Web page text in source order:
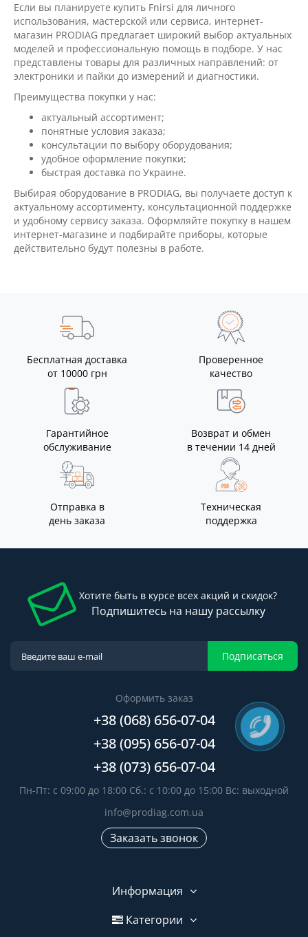
Если вы планируете купить Fnirsi для личного
использования, мастерской или сервиса, интернет-
магазин PRODIAG предлагает широкий выбор актуальных
моделей и профессиональную помощь в подборе. У нас
представлены товары для различных направлений: от
электроники и пайки до измерений и диагностики.
Преимущества покупки у нас:
актуальный ассортимент;
понятные условия заказа;
консультации по выбору оборудования;
удобное оформление покупки;
быстрая доставка по Украине.
Выбирая оборудование в PRODIAG, вы получаете доступ к
актуальному ассортименту, консультационной поддержке
и удобному сервису заказа. Оформляйте покупку в нашем
интернет-магазине и подбирайте приборы, которые
действительно будут полезны в работе.
Бесплатная доставка
от 10000 грн
Проверенное
качество
Гарантийное
обслуживание
Возврат и обмен
в течении 14 дней
Отправка в
день заказа
Техническая
поддержка
Хотите быть в курсе всех акций и скидок?
Подпишитесь на нашу рассылку
Подписаться
Оформить заказ
+38 (068) 656-07-04
+38 (095) 656-07-04
+38 (073) 656-07-04
Пн-Пт: с 09:00 до 18:00 Сб.: с 10:00 до 15:00 Вс: выходной
info@prodiag.com.ua
Заказать звонок
Информация
Категории